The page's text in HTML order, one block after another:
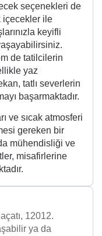
seçenekleri de
içecekler ile
keyifli
de tatilcilerin
yaz
tatlı severlerin
başarmaktadır.
ve sıcak atmosferi
gereken bir
mühendisliği ve
misafirlerine
12012.
ya da